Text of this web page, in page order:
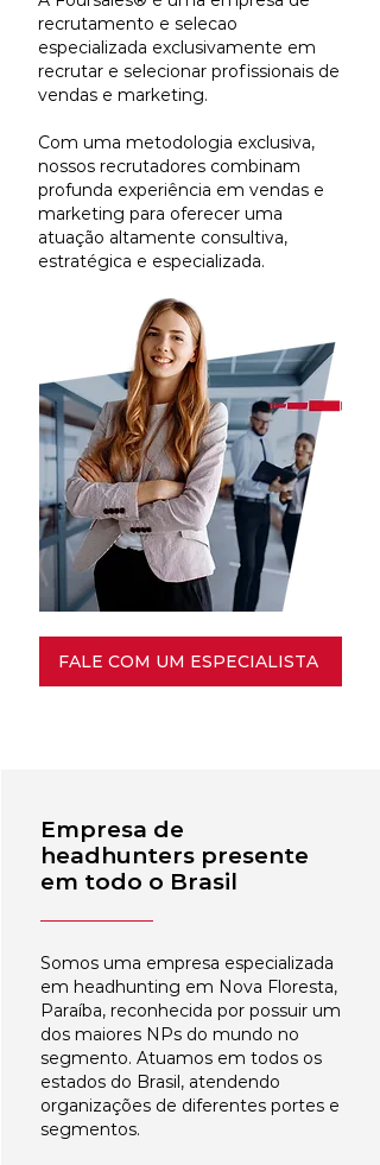
recrutamento e selecao
especializada exclusivamente em
recrutar e selecionar profissionais de
vendas e marketing.
Com uma metodologia exclusiva,
nossos recrutadores combinam
profunda experiência em vendas e
marketing para oferecer uma
atuação altamente consultiva,
estratégica e especializada.
FALE COM UM ESPECIALISTA
Empresa de
headhunters presente
em todo o Brasil
Somos uma empresa especializada
em headhunting em Nova Floresta,
Paraíba, reconhecida por possuir um
dos maiores NPs do mundo no
segmento. Atuamos em todos os
estados do Brasil, atendendo
organizações de diferentes portes e
segmentos.